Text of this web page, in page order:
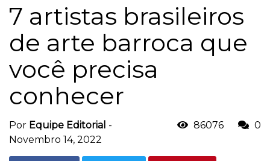
7 artistas brasileiros
de arte barroca que
você precisa
conhecer
Por Equipe Editorial -
Novembro 14, 2022
86076 0